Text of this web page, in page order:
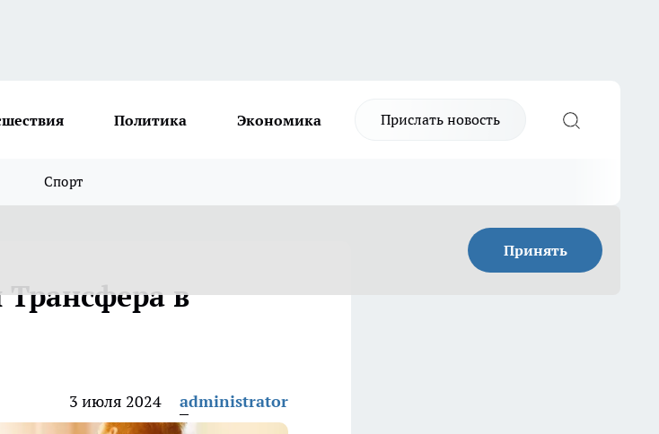
Политика Экономика Прислать новость
Спорт
Принять
в
3 июля 2024 administrator